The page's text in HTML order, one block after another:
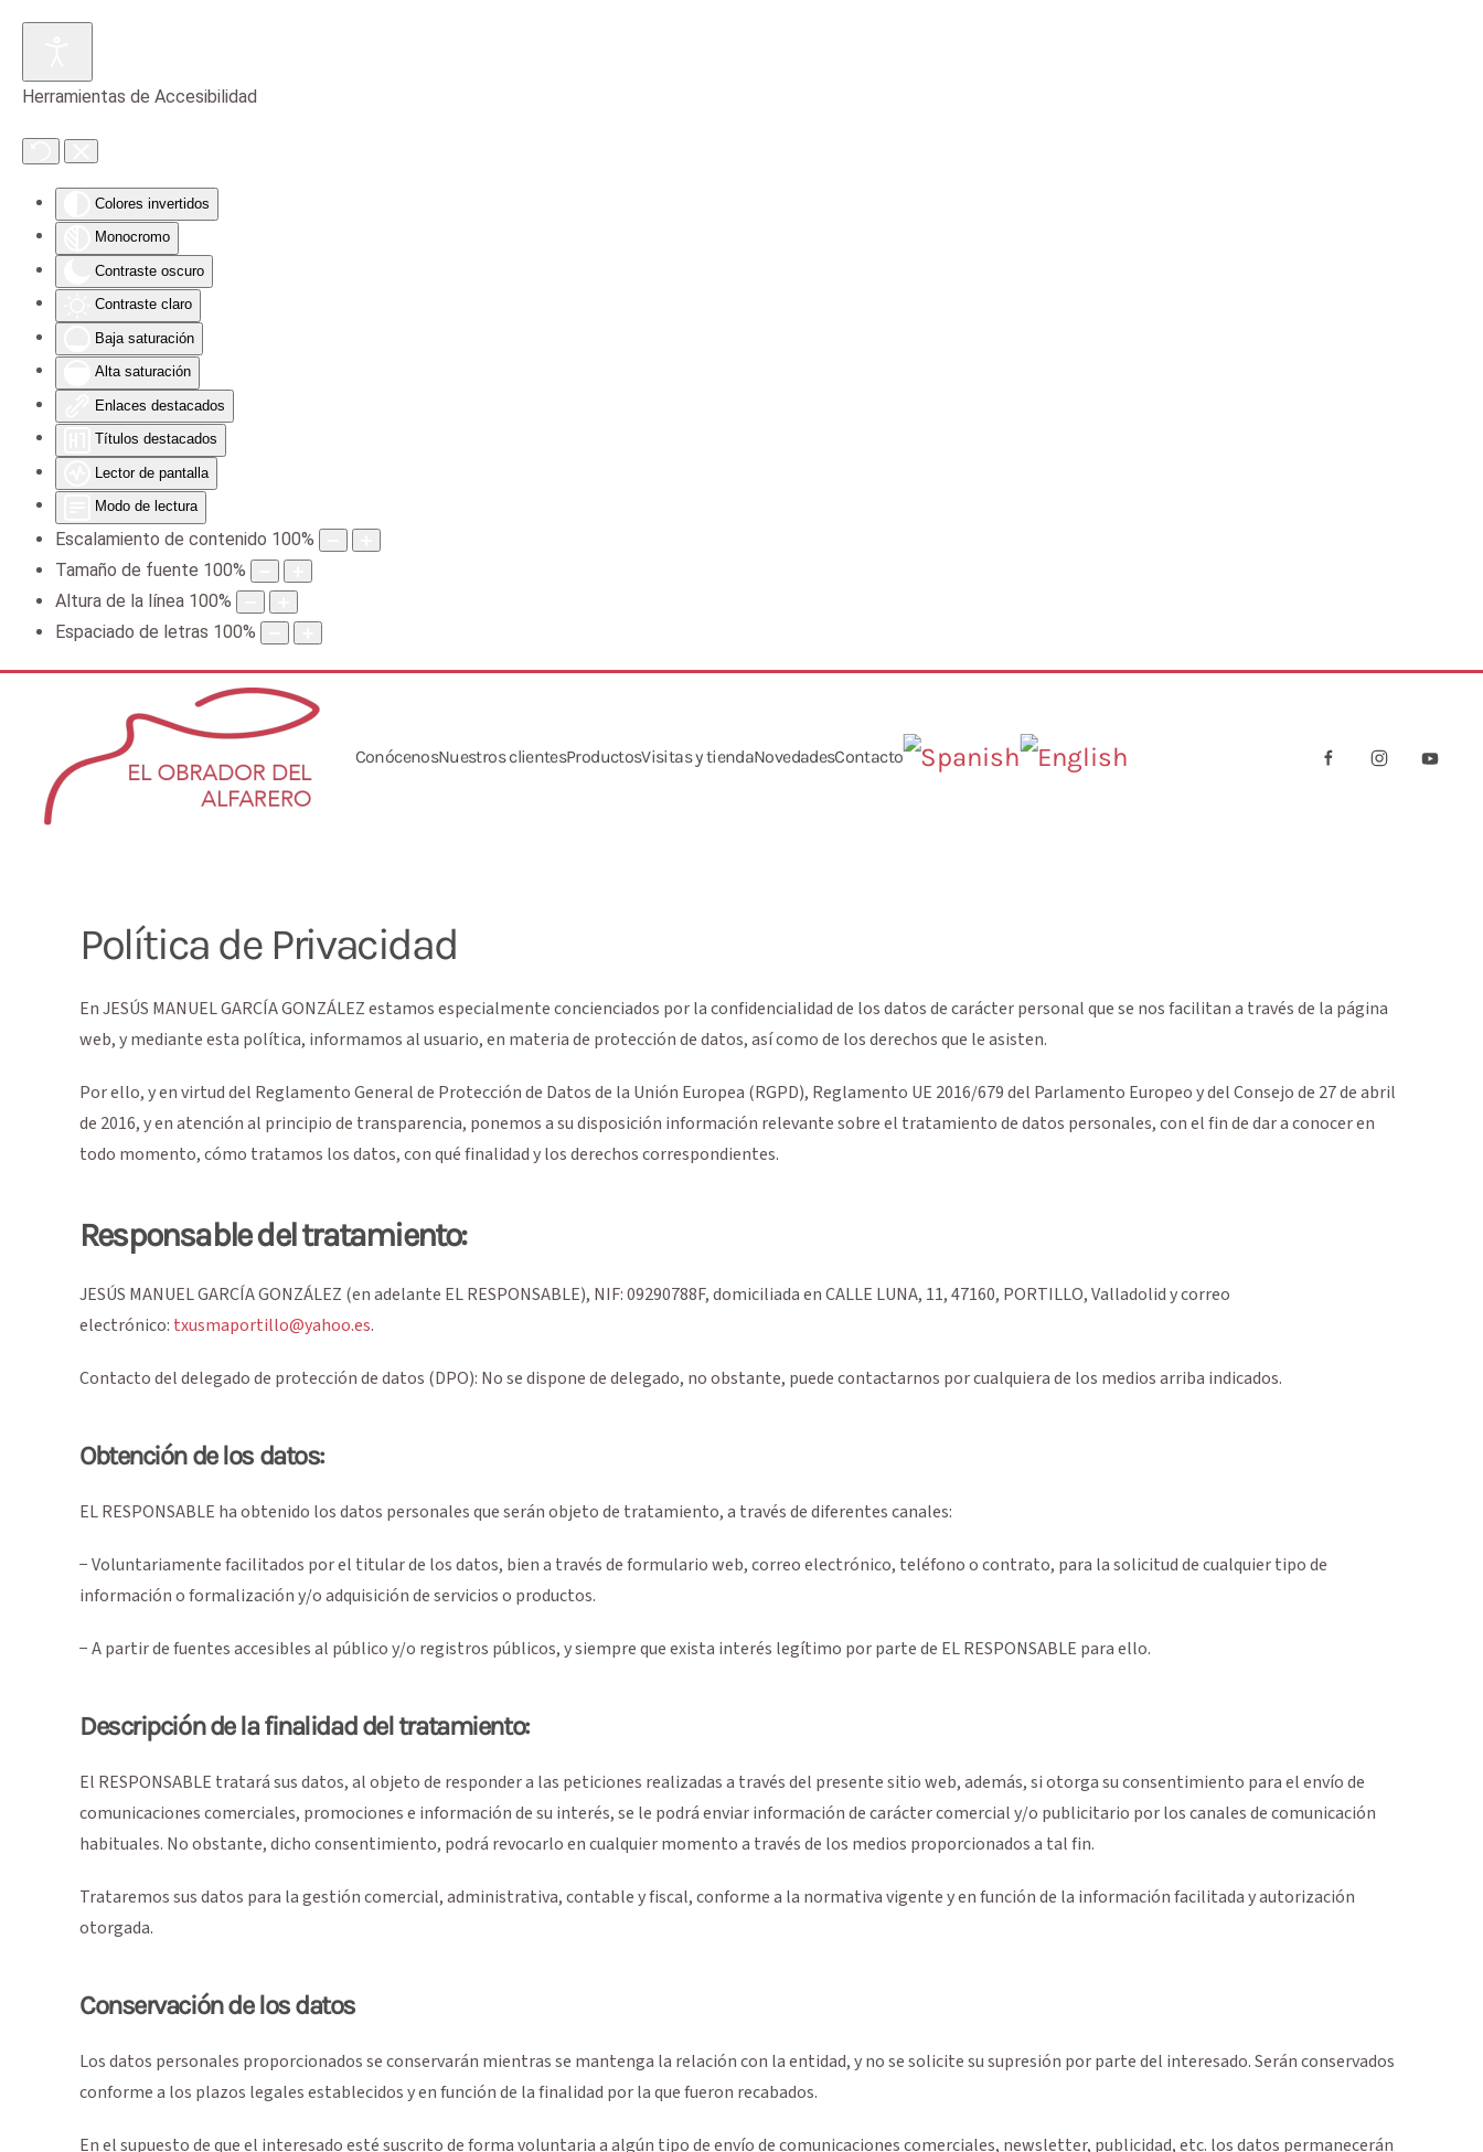
Herramientas de Accesibilidad
Colores invertidos
Monocromo
Contraste oscuro
Contraste claro
Baja saturación
Alta saturación
Enlaces destacados
Títulos destacados
Lector de pantalla
Modo de lectura
Escalamiento de contenido 100%
Tamaño de fuente 100%
Altura de la línea 100%
Espaciado de letras 100%
ConócenosNuestros clientesProductosVisitas y tiendaNovedadesContacto
Política de Privacidad
EnJESÚS MANUEL GARCÍA GONZÁLEZestamos especialmente concienciados por la confidencialidad de los datos de carácter personal que se nos facilitan a través de la página
web, y mediante esta política, informamos al usuario, en materia de protección de datos, así como de los derechos que le asisten.
Por ello, y en virtud del Reglamento General de Protección de Datos de la Unión Europea (RGPD), Reglamento UE 2016/679 del Parlamento Europeo y del Consejo de 27 de abril
de 2016, y en atención al principio de transparencia, ponemos a su disposición información relevante sobre el tratamiento de datos personales, con el fin de dar a conocer en
todo momento, cómo tratamos los datos, con qué finalidad y los derechos correspondientes.
Responsable del tratamiento:
JESÚS MANUEL GARCÍA GONZÁLEZ (en adelante EL RESPONSABLE), NIF:09290788F, domiciliada enCALLE LUNA, 11,47160, PORTILLO,Valladolidy correo
electrónico: txusmaportillo@yahoo.es.
Contacto del delegado de protección de datos (DPO): No se dispone de delegado, no obstante, puede contactarnos por cualquiera de los medios arriba indicados.
Obtención de los datos:
EL RESPONSABLE ha obtenido los datos personales que serán objeto de tratamiento, a través de diferentes canales:
− Voluntariamente facilitados por el titular de los datos, bien a través de formulario web, correo electrónico, teléfono o contrato, para la solicitud de cualquier tipo de
información o formalización y/o adquisición de servicios o productos.
− A partir de fuentes accesibles al público y/o registros públicos, y siempre que exista interés legítimo por parte de EL RESPONSABLE para ello.
Descripción de la finalidad del tratamiento:
El RESPONSABLE tratará sus datos, al objeto de responder a las peticiones realizadas a través del presente sitio web, además, si otorga su consentimiento para el envío de
comunicaciones comerciales, promociones e información de su interés, se le podrá enviar información de carácter comercial y/o publicitario por los canales de comunicación
habituales. No obstante, dicho consentimiento, podrá revocarlo en cualquier momento a través de los medios proporcionados a tal fin.
Trataremos sus datos para la gestión comercial, administrativa, contable y fiscal, conforme a la normativa vigente y en función de la información facilitada y autorización
otorgada.
Conservación de los datos
Los datos personales proporcionados se conservarán mientras se mantenga la relación con la entidad, y no se solicite su supresión por parte del interesado. Serán conservados
conforme a los plazos legales establecidos y en función de la finalidad por la que fueron recabados.
En el supuesto de que el interesado esté suscrito de forma voluntaria a algún tipo de envío de comunicaciones comerciales, newsletter, publicidad, etc. los datos permanecerán